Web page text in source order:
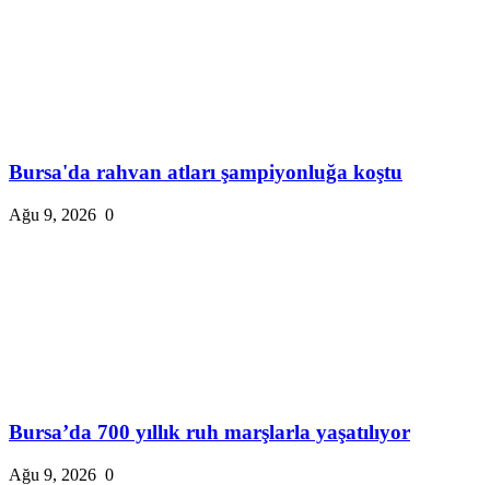
Bursa'da rahvan atları şampiyonluğa koştu
Ağu 9, 2026 0
Bursa’da 700 yıllık ruh marşlarla yaşatılıyor
Ağu 9, 2026 0